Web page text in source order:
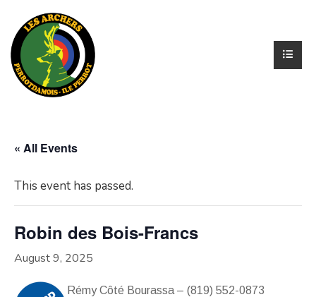
« All Events
This event has passed.
Robin des Bois-Francs
August 9, 2025
Rémy Côté Bourassa – (819) 552-0873